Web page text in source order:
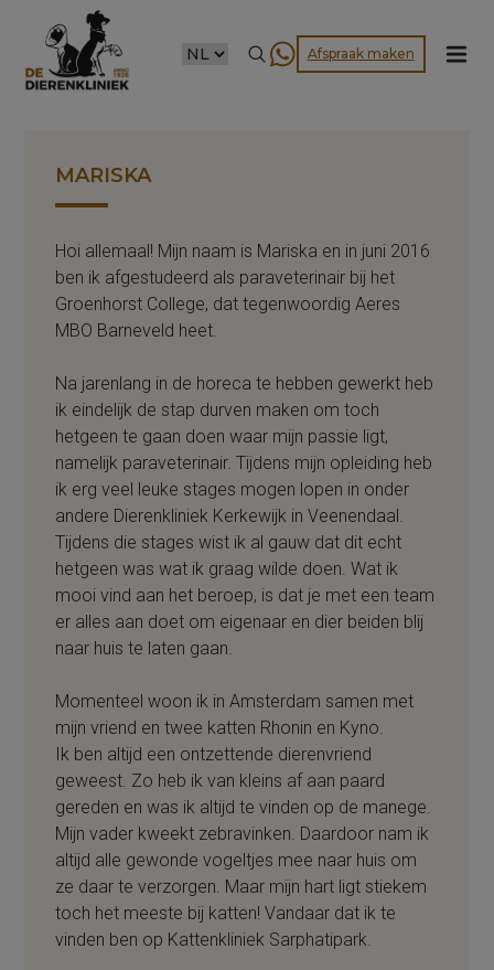
CHOOSE
Afspraak maken
MARISKA
Hoi allemaal! Mijn naam is Mariska en in juni 2016
ben ik afgestudeerd als paraveterinair bij het
Groenhorst College, dat tegenwoordig Aeres
MBO Barneveld heet.
Na jarenlang in de horeca te hebben gewerkt heb
ik eindelijk de stap durven maken om toch
hetgeen te gaan doen waar mijn passie ligt,
namelijk paraveterinair. Tijdens mijn opleiding heb
ik erg veel leuke stages mogen lopen in onder
andere Dierenkliniek Kerkewijk in Veenendaal.
Tijdens die stages wist ik al gauw dat dit echt
hetgeen was wat ik graag wilde doen. Wat ik
mooi vind aan het beroep, is dat je met een team
er alles aan doet om eigenaar en dier beiden blij
naar huis te laten gaan.
Momenteel woon ik in Amsterdam samen met
mijn vriend en twee katten Rhonin en Kyno.
Ik ben altijd een ontzettende dierenvriend
geweest. Zo heb ik van kleins af aan paard
gereden en was ik altijd te vinden op de manege.
Mijn vader kweekt zebravinken. Daardoor nam ik
altijd alle gewonde vogeltjes mee naar huis om
ze daar te verzorgen. Maar mijn hart ligt stiekem
toch het meeste bij katten! Vandaar dat ik te
vinden ben op Kattenkliniek Sarphatipark.